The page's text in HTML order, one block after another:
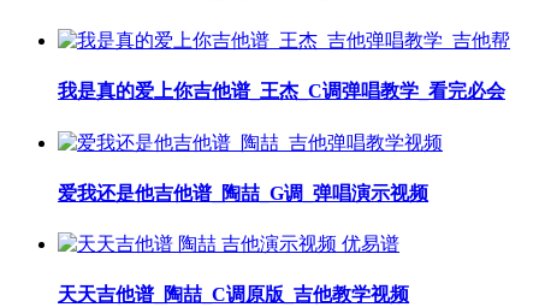
我是真的爱上你吉他谱_王杰_C调弹唱教学_看完必会
爱我还是他吉他谱_陶喆_G调_弹唱演示视频
天天吉他谱_陶喆_C调原版_吉他教学视频